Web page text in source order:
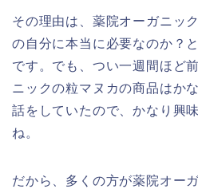
その理由は、薬院オーガニッ
の自分に本当に必要なのか？
です。でも、つい一週間ほど
ニックの粒マヌカの商品はか
話をしていたので、かなり興
ね。
だから、多くの方が薬院オー